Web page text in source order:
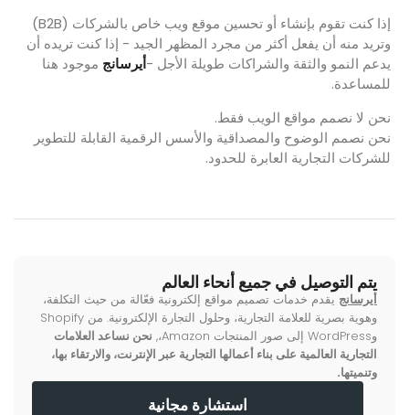
إذا كنت تقوم بإنشاء أو تحسين موقع ويب خاص بالشركات (B2B)
وتريد منه أن يفعل أكثر من مجرد المظهر الجيد - إذا كنت تريده أن
يدعم النمو والثقة والشراكات طويلة الأجل -أيرسانج موجود هنا
للمساعدة.
نحن لا نصمم مواقع الويب فقط.
نحن نصمم الوضوح والمصداقية والأسس الرقمية القابلة للتطوير
للشركات التجارية العابرة للحدود.
يتم التوصيل في جميع أنحاء العالم
أيرسانج يقدم خدمات تصميم مواقع إلكترونية فعّالة من حيث التكلفة،
وهوية بصرية للعلامة التجارية، وحلول التجارة الإلكترونية. من Shopify
وWordPress إلى صور المنتجات Amazon،,
نحن نساعد العلامات
التجارية العالمية على بناء أعمالها التجارية عبر الإنترنت، والارتقاء بها،
وتنميتها.
استشارة مجانية